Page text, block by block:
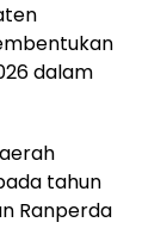
dalam
tahun
Ranperda